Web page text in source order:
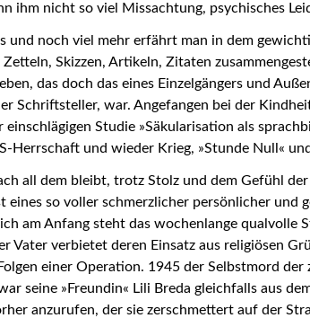
ihm nicht so viel Missachtung, psychisches
und noch viel mehr erfährt man in dem
Zetteln, Skizzen, Artikeln, Zitaten
das doch das eines Einzelgängers und
Schriftsteller, war. Angefangen bei der
einschlägigen Studie »Säkularisation als
Herrschaft und wieder Krieg, »Stunde Null«
all dem bleibt, trotz Stolz und dem Gefühl
eines so voller schmerzlicher persönlicher
am Anfang steht das wochenlange
Vater verbietet deren Einsatz aus religiösen
einer Operation. 1945 der Selbstmord
seine »Freundin« Lili Breda gleichfalls aus
anzurufen, der sie zerschmettert auf der